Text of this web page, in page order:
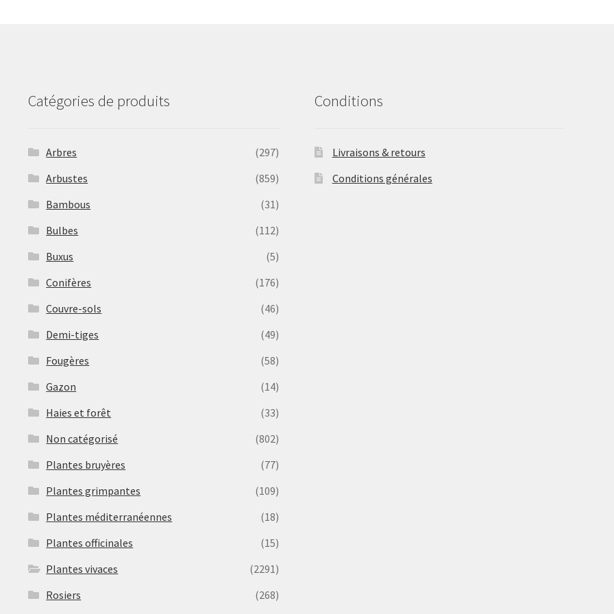
page
page
Catégories de produits
Arbres
(297)
Arbustes
(859)
Bambous
(31)
Bulbes
(112)
Buxus
(5)
Conifères
(176)
Couvre-sols
(46)
Demi-tiges
(49)
Fougères
(58)
Gazon
(14)
Haies et forêt
(33)
Non catégorisé
(802)
Plantes bruyères
(77)
Plantes grimpantes
(109)
Plantes méditerranéennes
(18)
Plantes officinales
(15)
Plantes vivaces
(2291)
Rosiers
(268)
Conditions
Livraisons & retours
Conditions générales